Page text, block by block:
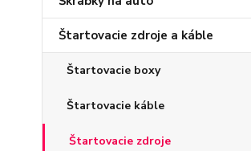
Štartovacie zdroje a káble
Štartovacie boxy
Štartovacie káble
Štartovacie zdroje